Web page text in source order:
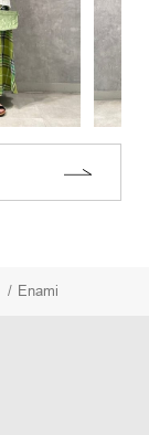
/ Enami